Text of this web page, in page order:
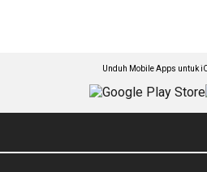
Unduh Mobile Apps untuk